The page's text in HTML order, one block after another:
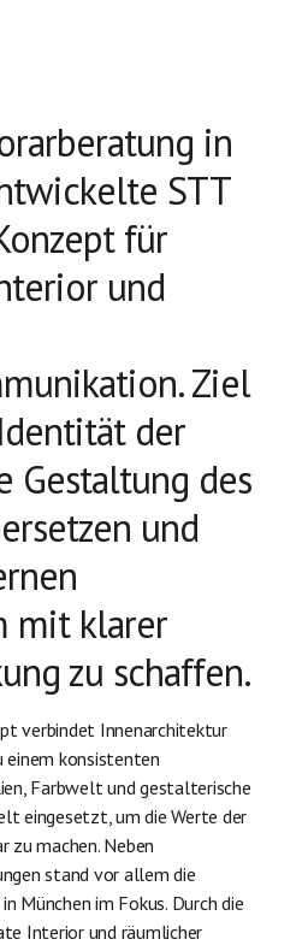
in
STT
für
und
Ziel
der
Gestaltung des
und
mit klarer
zu schaffen.
verbindet Innenarchitektur
konsistenten
Farbwelt und gestalterische
eingesetzt, um die Werte der
zu machen. Neben
stand vor allem die
München im Fokus. Durch die
Interior und räumlicher